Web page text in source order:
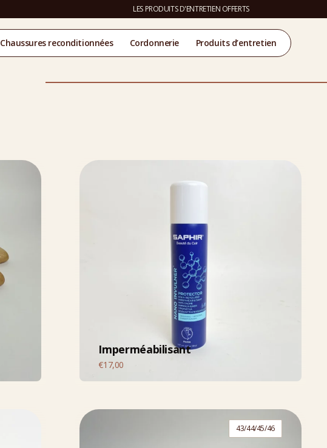
LES PRODUITS D'ENTRETIEN OFFERTS
Chaussures reconditionnées Cordonnerie Produits d’entretien
Imperméabilisant
€17,00
43/44/45/46